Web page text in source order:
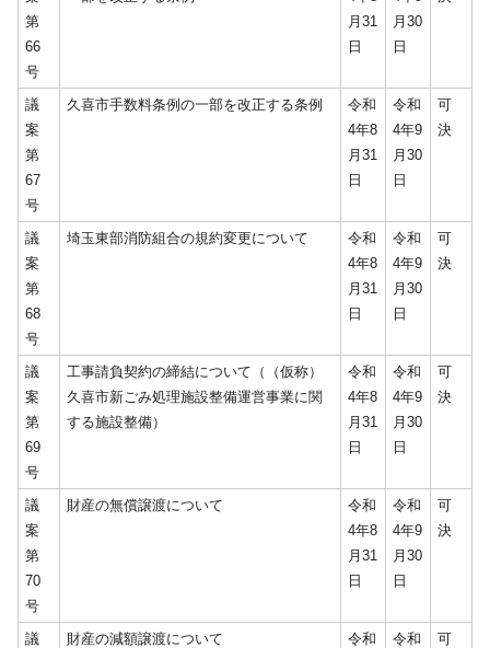
第
66
号
月31
日
月30
日
議
案
第
67
号
久喜市手数料条例の一部を改正する条例
令和
4年8
月31
日
令和
4年9
月30
日
可
決
議
案
第
68
号
埼玉東部消防組合の規約変更について
令和
4年8
月31
日
令和
4年9
月30
日
可
決
議
案
第
69
号
工事請負契約の締結について（（仮称）
久喜市新ごみ処理施設整備運営事業に関
する施設整備）
令和
4年8
月31
日
令和
4年9
月30
日
可
決
議
案
第
70
号
財産の無償譲渡について
令和
4年8
月31
日
令和
4年9
月30
日
可
決
議
財産の減額譲渡について
令和
令和
可